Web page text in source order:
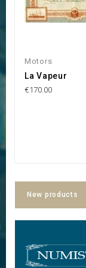
Motors
La Vapeur
€170.00
New products